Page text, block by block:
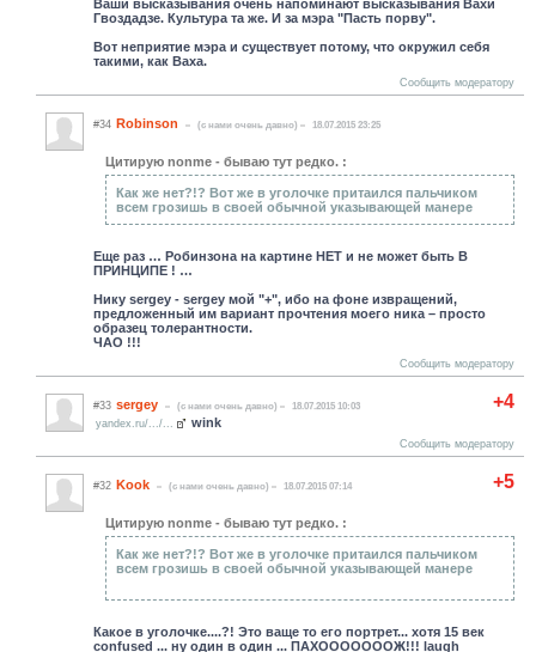
Ваши высказывания очень напоминают высказывания Вахи
Гвоздадзе. Культура та же. И за мэра "Пасть порву".
Вот неприятие мэра и существует потому, что окружил себя
такими, как Ваха.
Сообщить модератору
#34 Robinson (c нами очень давно) 18.07.2015 23:25
Цитирую nonme - бываю тут редко. :
Как же нет?!? Вот же в уголочке притаился пальчиком
всем грозишь в своей обычной указывающей манере
Еще раз … Робинзона на картине НЕТ и не может быть В
ПРИНЦИПЕ ! …
Нику sergey - sergey мой "+", ибо на фоне извращений,
предложенный им вариант прочтения моего ника – просто
образец толерантности.
ЧАО !!!
Сообщить модератору
+4
#33 sergey (c нами очень давно) 18.07.2015 10:03
yandex.ru/.../... wink
Сообщить модератору
+5
#32 Kook (c нами очень давно) 18.07.2015 07:14
Цитирую nonme - бываю тут редко. :
Как же нет?!? Вот же в уголочке притаился пальчиком
всем грозишь в своей обычной указывающей манере
Какое в уголочке....?! Это ваще то его портрет... хотя 15 век
confused ... ну один в один ... ПАХОООООООЖ!!! laugh